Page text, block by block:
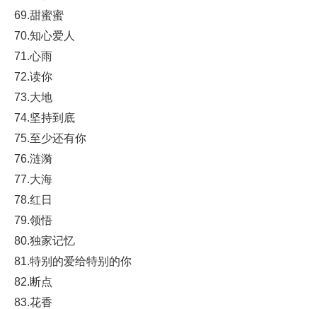
69.甜蜜蜜
70.知心爱人
71.心雨
72.读你
73.大地
74.坚持到底
75.至少还有你
76.涟漪
77.大海
78.红日
79.领悟
80.独家记忆
81.特别的爱给特别的你
82.断点
83.花香